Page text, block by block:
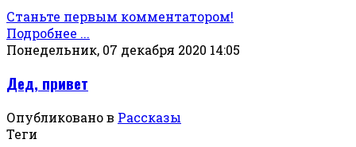
Станьте первым комментатором!
Подробнее ...
Понедельник, 07 декабря 2020 14:05
Дед, привет
Опубликовано в Рассказы
Теги